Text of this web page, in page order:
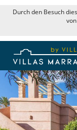
Durch den Besuch